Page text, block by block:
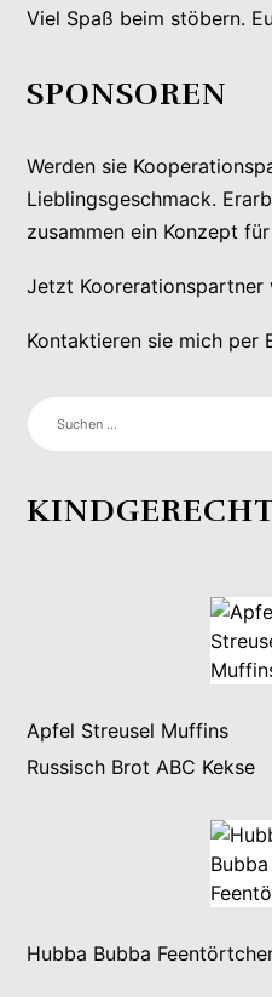
Viel Spaß beim stöbern.
SPONSOREN
Werden sie
Lieblingsgeschmack.
zusammen ein Konzept
Jetzt Koorerationspartner
Kontaktieren sie mich per
SUCHEN
NACH:
Apfel Streusel Muffins
Russisch Brot ABC Kekse
Hubba Bubba